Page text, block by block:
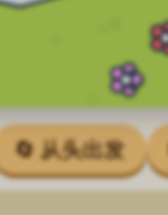
🔄 从头出发